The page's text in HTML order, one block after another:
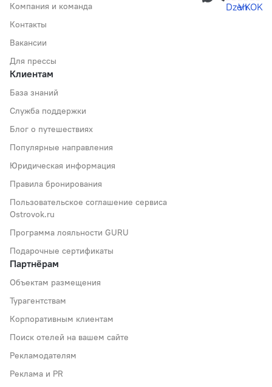
Компания и команда
Контакты
Вакансии
Для прессы
Клиентам
База знаний
Служба поддержки
Блог о путешествиях
Популярные направления
Юридическая информация
Правила бронирования
Пользовательское соглашение сервиса
Ostrovok.ru
Программа лояльности GURU
Подарочные сертификаты
Партнёрам
Объектам размещения
Турагентствам
Корпоративным клиентам
Поиск отелей на вашем сайте
Рекламодателям
Реклама и PR